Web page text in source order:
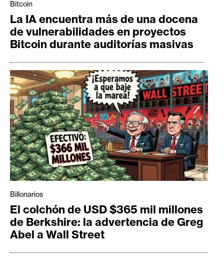
Bitcoin
La IA encuentra más de una docena
de vulnerabilidades en proyectos
Bitcoin durante auditorías masivas
Billonarios
El colchón de USD $365 mil millones
de Berkshire: la advertencia de Greg
Abel a Wall Street